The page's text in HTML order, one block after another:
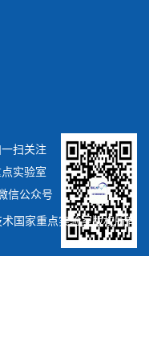
扫关注
实验室
信公众号
国家重点实验室版权所有